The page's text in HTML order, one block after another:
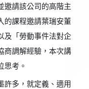
邀請該公司的高階主
的課程邀請葉瑞安董
及「勞動事件法對企
商調解經驗，本次講
思考。
許多，就定義、適用